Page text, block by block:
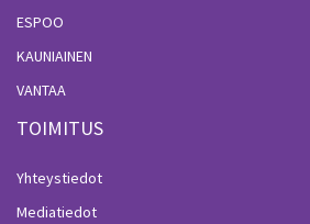
ESPOO
KAUNIAINEN
VANTAA
TOIMITUS
Yhteystiedot
Mediatiedot